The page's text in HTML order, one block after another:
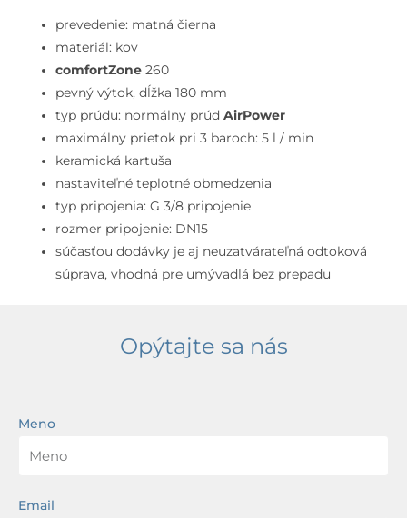
umývadlovú
misu,
matná
čierna
prevedenie: matná čierna
materiál: kov
comfortZone 260
pevný výtok, dĺžka 180 mm
typ prúdu: normálny prúdAirPower
maximálny prietok pri 3 baroch: 5 l / min
keramická kartuša
nastaviteľné teplotné obmedzenia
typ pripojenia: G 3/8 pripojenie
rozmer pripojenie: DN15
súčasťou dodávky je aj neuzatvárateľná odtoková
súprava, vhodná pre umývadlá bez prepadu
Opýtajte sa nás
Meno
Email